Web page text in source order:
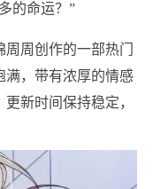
的命运？”
周创作的一部热门
满，带有浓厚的情感
新时间保持稳定，